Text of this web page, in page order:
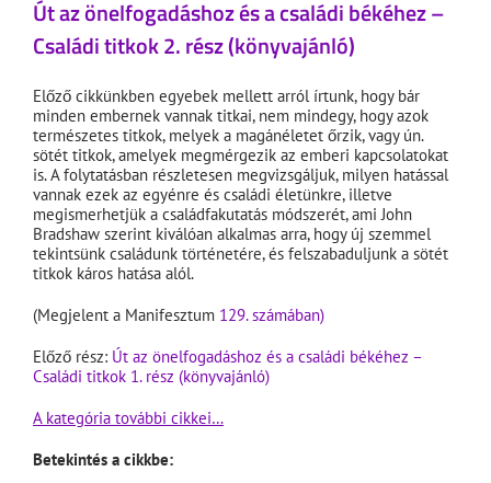
Út az önelfogadáshoz és a családi békéhez –
Családi titkok 2. rész(könyvajánló)
Előző cikkünkben egyebek mellett arról írtunk, hogy bár
minden embernek vannak titkai, nem mindegy, hogy azok
természetes titkok, melyek a magánéletet őrzik, vagy ún.
sötét titkok, amelyek megmérgezik az emberi kapcsolatokat
is. A folytatásban részletesen megvizsgáljuk, milyen hatással
vannak ezek az egyénre és családi életünkre, illetve
megismerhetjük a családfakutatás módszerét, ami John
Bradshaw szerint kiválóan alkalmas arra, hogy új szemmel
tekintsünk családunk történetére, és felszabaduljunk a sötét
titkok káros hatása alól.
(Megjelent a Manifesztum 129. számában)
Előző rész: Út az önelfogadáshoz és a családi békéhez –
Családi titkok 1. rész (könyvajánló)
A kategória további cikkei…
Betekintés a cikkbe: